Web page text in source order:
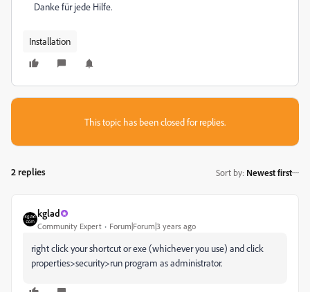
Danke für jede Hilfe.
Installation
This topic has been closed for replies.
2 replies Sort by: Newest first
kglad
Community Expert Forum|Forum|3 years ago
right click your shortcut or exe (whichever you use) and click
properties>security>run program as administrator.